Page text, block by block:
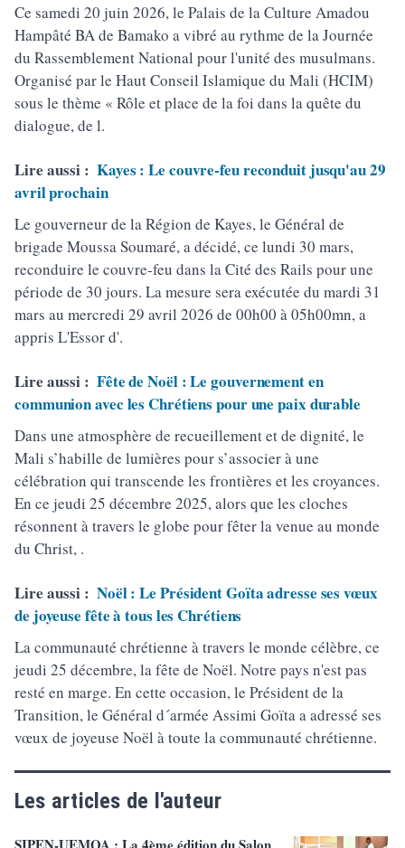
​Ce samedi 20 juin 2026, le Palais de la Culture Amadou
Hampâté BA de Bamako a vibré au rythme de la Journée
du Rassemblement National pour l'unité des musulmans.
Organisé par le Haut Conseil Islamique du Mali (HCIM)
sous le thème « Rôle et place de la foi dans la quête du
dialogue, de l.
Lire aussi : Kayes : Le couvre-feu reconduit jusqu'au 29
avril prochain
Le gouverneur de la Région de Kayes, le Général de
brigade Moussa Soumaré, a décidé, ce lundi 30 mars,
reconduire le couvre-feu dans la Cité des Rails pour une
période de 30 jours. La mesure sera exécutée du mardi 31
mars au mercredi 29 avril 2026 de 00h00 à 05h00mn, a
appris L'Essor d'.
Lire aussi : Fête de Noël : Le gouvernement en
communion avec les Chrétiens pour une paix durable
Dans une atmosphère de recueillement et de dignité, le
Mali s’habille de lumières pour s’associer à une
célébration qui transcende les frontières et les croyances.
En ce jeudi 25 décembre 2025, alors que les cloches
résonnent à travers le globe pour fêter la venue au monde
du Christ, .
Lire aussi : Noël : Le Président Goïta adresse ses vœux
de joyeuse fête à tous les Chrétiens
La communauté chrétienne à travers le monde célèbre, ce
jeudi 25 décembre, la fête de Noël. Notre pays n'est pas
resté en marge. En cette occasion, le Président de la
Transition, le Général d´armée Assimi Goïta a adressé ses
vœux de joyeuse Noël à toute la communauté chrétienne.
Les articles de l'auteur